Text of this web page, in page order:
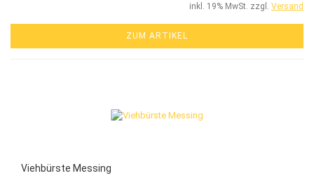
inkl. 19% MwSt. zzgl. Versand
ZUM ARTIKEL
Viehbürste Messing